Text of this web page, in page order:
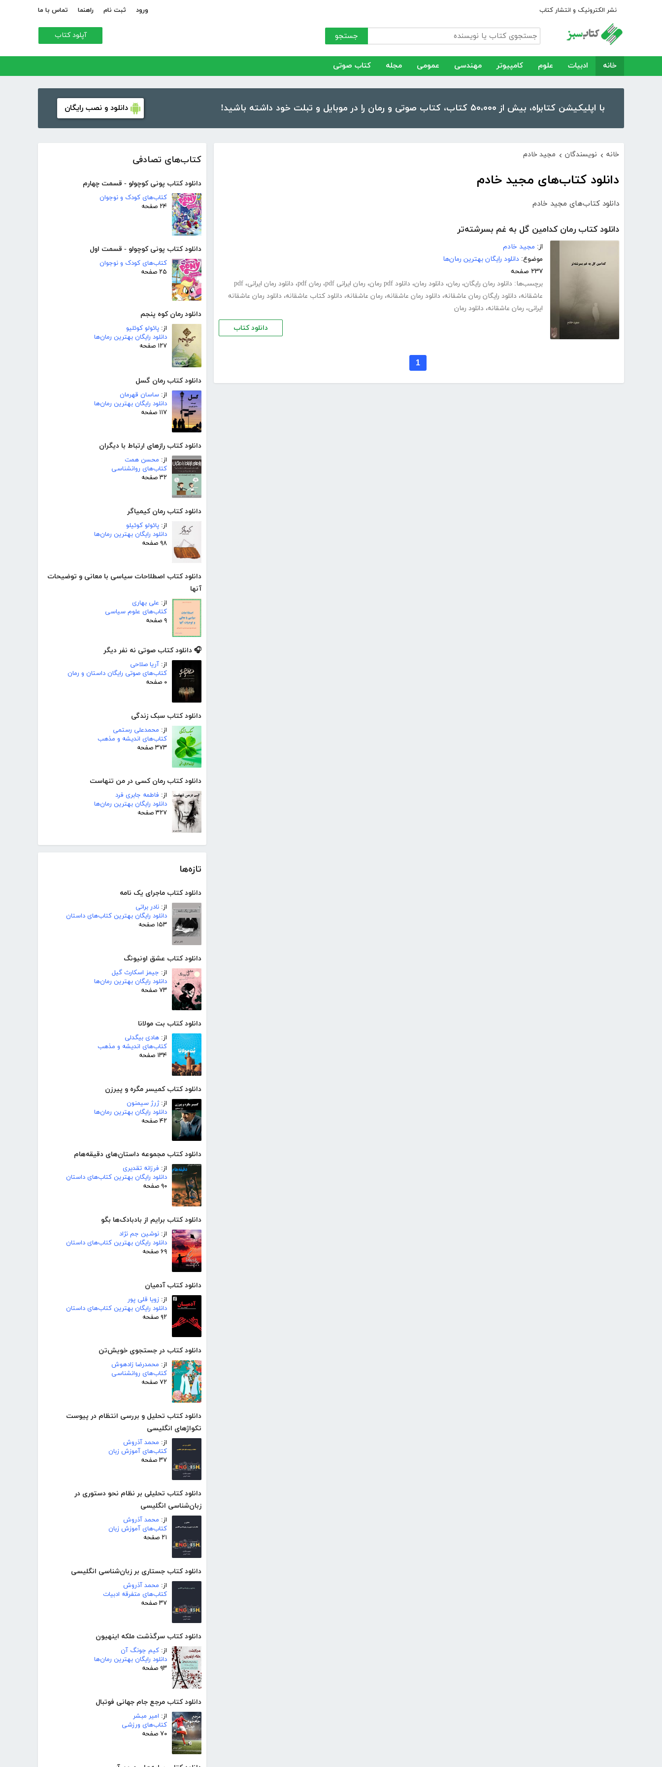
نشر الکترونیک و انتشار کتاب ورود ثبت نام راهنما تماس با ما
جستجو آپلود کتاب
خانه ادبیات علوم کامپیوتر مهندسی عمومی مجله کتاب صوتی
با اپلیکیشن کتابراه، بیش از ۵۰،۰۰۰ کتاب، کتاب صوتی و رمان را در موبایل و تبلت خود داشته باشید! دانلود و نصب رایگان
کتاب‌های تصادفی
دانلود کتاب پونی کوچولو - قسمت چهارم
کتاب‌های کودک و نوجوان
۲۴ صفحه
دانلود کتاب پونی کوچولو - قسمت اول
کتاب‌های کودک و نوجوان
۲۵ صفحه
دانلود رمان کوه پنجم
از: پائولو کوئلیو
دانلود رایگان بهترین رمان‌ها
۱۲۷ صفحه
دانلود کتاب رمان گسل
از: ساسان قهرمان
دانلود رایگان بهترین رمان‌ها
۱۱۷ صفحه
دانلود کتاب رازهای ارتباط با دیگران
از: محسن همت
کتاب‌های روانشناسی
۳۲ صفحه
دانلود کتاب رمان کیمیاگر
از: پائولو کوئیلو
دانلود رایگان بهترین رمان‌ها
۹۸ صفحه
دانلود کتاب اصطلاحات سیاسی با معانی و توضیحات
آنها
از: علی بهاری
کتاب‌های علوم سیاسی
۹ صفحه
🎧 دانلود کتاب صوتی نه نفر دیگر
از: آریا صلاحی
کتاب‌های صوتی رایگان داستان و رمان
۰ صفحه
دانلود کتاب سبک زندگی
از: محمدعلی رستمی
کتاب‌های اندیشه و مذهب
۳۷۳ صفحه
دانلود کتاب رمان کسی در من تنهاست
از: فاطمه جابری فرد
دانلود رایگان بهترین رمان‌ها
۳۲۷ صفحه
تازه‌ها
دانلود کتاب ماجرای یک نامه
از: نادر براتی
دانلود رایگان بهترین کتاب‌های داستان
۱۵۳ صفحه
دانلود کتاب عشق اونیونگ
از: جیمز اسکارث گیل
دانلود رایگان بهترین رمان‌ها
۷۳ صفحه
دانلود کتاب بت مولانا
از: هادی بیگدلی
کتاب‌های اندیشه و مذهب
۱۳۴ صفحه
دانلود کتاب کمیسر مگره و پیرزن
از:ژرژ سیمنون
دانلود رایگان بهترین رمان‌ها
۴۲ صفحه
دانلود کتاب مجموعه داستان‌های دقیقه‌هام
از: فرزانه تقدیری
دانلود رایگان بهترین کتاب‌های داستان
۹۰ صفحه
دانلود کتاب برایم از بادبادک‌ها بگو
از: نوشین جم نژاد
دانلود رایگان بهترین کتاب‌های داستان
۶۹ صفحه
دانلود کتاب آدمیان
از: زویا قلی پور
دانلود رایگان بهترین کتاب‌های داستان
۹۲ صفحه
دانلود کتاب در جستجوی خویش‌تن
از: محمدرضا زادهوش
کتاب‌های روانشناسی
۷۲ صفحه
دانلود کتاب تحلیل و بررسی انتظام در پیوست
تکواژهای انگلیسی
از: محمد آذروش
کتاب‌های آموزش زبان
۳۷ صفحه
دانلود کتاب تحلیلی بر نظام نحو دستوری در
زبان‌شناسی انگلیسی
از: محمد آذروش
کتاب‌های آموزش زبان
۲۱ صفحه
دانلود کتاب جستاری بر زبان‌شناسی انگلیسی
از: محمد آذروش
کتاب‌های متفرقه ادبیات
۳۷ صفحه
دانلود کتاب سرگذشت ملکه اینهیون
از: کیم جونگ آن
دانلود رایگان بهترین رمان‌ها
۹۳ صفحه
دانلود کتاب مرجع جام جهانی فوتبال
از: امیر مبشر
کتاب‌های ورزشی
۷۰ صفحه
خانه › نویسندگان › مجید خادم
دانلود کتاب‌های مجید خادم
دانلود کتاب‌های مجید خادم
دانلود کتاب رمان کدامین گل به غم بسرشته‌تر
از: مجید خادم
موضوع: دانلود رایگان بهترین رمان‌ها
۲۳۷ صفحه
برچسب‌ها: دانلود رمان رایگان، رمان، دانلود رمان، دانلود pdf رمان ، رمان ایرانی pdf ، رمان pdf ، دانلود رمان ایرانی، pdf
عاشقانه، دانلود رایگان رمان عاشقانه، دانلود رمان عاشقانه، رمان عاشقانه، دانلود کتاب عاشقانه، دانلود رمان عاشقانه
ایرانی، رمان عاشقانه، دانلود رمان
دانلود کتاب
1